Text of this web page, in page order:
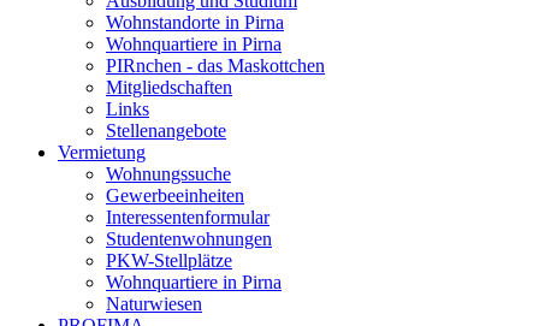
Wohnstandorte in Pirna
Wohnquartiere in Pirna
PIRnchen - das Maskottchen
Mitgliedschaften
Links
Stellenangebote
Vermietung
Wohnungssuche
Gewerbeeinheiten
Interessentenformular
Studentenwohnungen
PKW-Stellplätze
Wohnquartiere in Pirna
Naturwiesen